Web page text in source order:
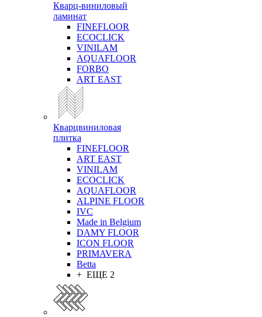
Кварц-виниловый
ламинат
FINEFLOOR
ECOCLICK
VINILAM
AQUAFLOOR
FORBO
ART EAST
Кварцвиниловая
плитка
FINEFLOOR
ART EAST
VINILAM
ECOCLICK
AQUAFLOOR
ALPINE FLOOR
IVC
Made in Belgium
DAMY FLOOR
ICON FLOOR
PRIMAVERA
Betta
+ ЕЩЕ 2